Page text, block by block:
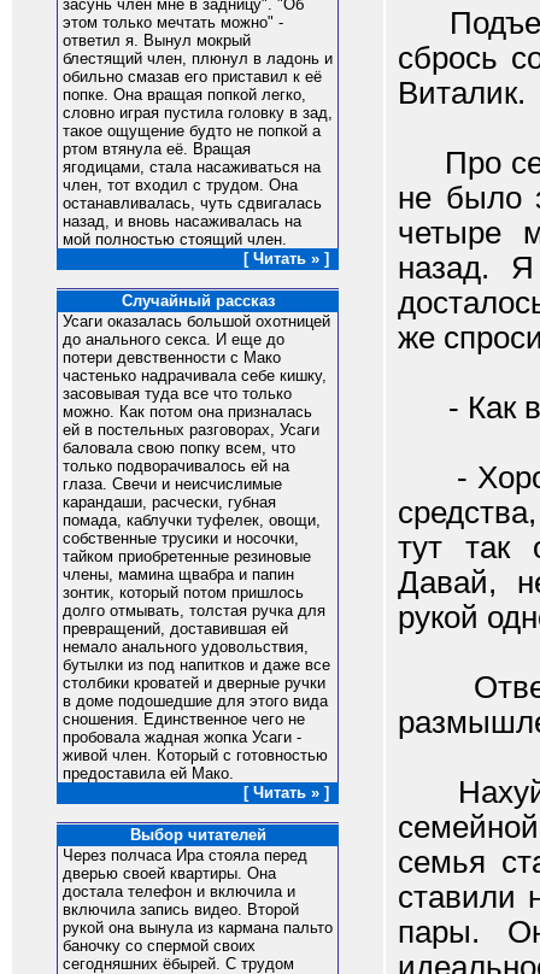
засунь член мне в задницу". "Об
этом только мечтать можно" -
ответил я. Вынул мокрый
блестящий член, плюнул в ладонь и
обильно смазав его приставил к её
попке. Она вращая попкой легко,
словно играя пустила головку в зад,
такое ощущение будто не попкой а
ртом втянула её. Вращая
ягодицами, стала насаживаться на
член, тот входил с трудом. Она
останавливалась, чуть сдвигалась
назад, и вновь насаживалась на
мой полностью стоящий член.
[ Читать » ]
Случайный рассказ
Усаги оказалась большой охотницей
до анального секса. И еще до
потери девственности с Мако
частенько надрачивала себе кишку,
засовывая туда все что только
можно. Как потом она призналась
ей в постельных разговорах, Усаги
баловала свою попку всем, что
только подворачивалось ей на
глаза. Свечи и неисчислимые
карандаши, расчески, губная
помада, каблучки туфелек, овощи,
собственные трусики и носочки,
тайком приобретенные резиновые
члены, мамина щвабра и папин
зонтик, который потом пришлось
долго отмывать, толстая ручка для
превращений, доставившая ей
немало анального удовольствия,
бутылки из под напитков и даже все
столбики кроватей и дверные ручки
в доме подошедшие для этого вида
сношения. Единственное чего не
пробовала жадная жопка Усаги -
живой член. Который с готовностью
предоставила ей Мако.
[ Читать » ]
Выбор читателей
Через полчаса Ира стояла перед
дверью своей квартиры. Она
достала телефон и включила и
включила запись видео. Второй
рукой она вынула из кармана пальто
баночку со спермой своих
сегодняшних ёбырей. С трудом
сбрось
Виталик.
Про
не было
четыре
назад.
же
- Как
-
тут так
Давай,
рукой
Ответ
Нахуй
семья
ставили
пары.